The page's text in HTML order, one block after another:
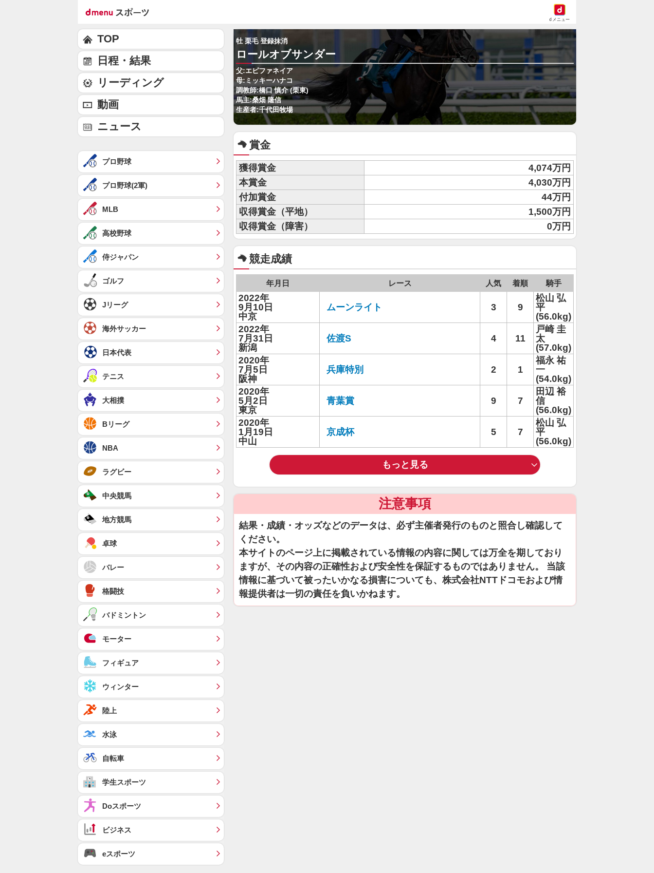
dメニュー
牡 栗毛 登録抹消
ロールオブサンダー
父:エピファネイア
母:ミッキーハナコ
調教師:橋口 慎介 (栗東)
馬主:桑畑 隆信
生産者:千代田牧場
賞金
獲得賞金
4,074万円
本賞金
4,030万円
付加賞金
44万円
収得賞金（平地）
1,500万円
収得賞金（障害）
0万円
競走成績
年月日 レース 人気 着順 騎手
2022年
9月10日
中京
ムーンライト 3 9
松山 弘
平
(56.0kg)
2022年
7月31日
新潟
佐渡S 4 11
戸崎 圭
太
(57.0kg)
2020年
7月5日
阪神
兵庫特別 2 1
福永 祐
一
(54.0kg)
2020年
5月2日
東京
青葉賞 9 7
田辺 裕
信
(56.0kg)
2020年
1月19日
中山
京成杯 5 7
松山 弘
平
(56.0kg)
もっと見る
注意事項
結果・成績・オッズなどのデータは、必ず主催者発行のものと照合し確認して
ください。
本サイトのページ上に掲載されている情報の内容に関しては万全を期しており
ますが、その内容の正確性および安全性を保証するものではありません。 当該
情報に基づいて被ったいかなる損害についても、株式会社NTTドコモおよび情
報提供者は一切の責任を負いかねます。
TOP
日程・結果
リーディング
動画
ニュース
プロ野球
プロ野球(2軍)
MLB
高校野球
侍ジャパン
ゴルフ
Jリーグ
海外サッカー
日本代表
テニス
大相撲
Bリーグ
NBA
ラグビー
中央競馬
地方競馬
卓球
バレー
格闘技
バドミントン
モーター
フィギュア
ウィンター
陸上
水泳
自転車
学生スポーツ
Doスポーツ
ビジネス
eスポーツ